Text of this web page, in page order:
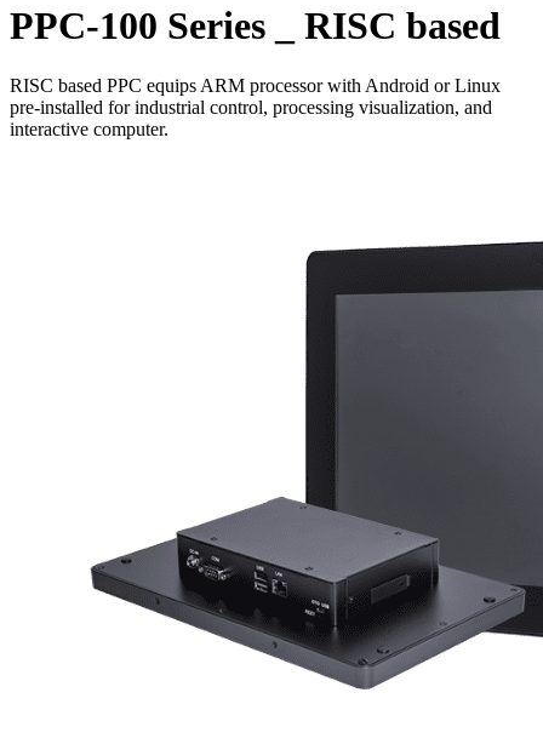
PPC-100 Series _ RISC based
RISC based PPC equips ARM processor with Android or Linux
pre-installed for industrial control, processing visualization, and
interactive computer.